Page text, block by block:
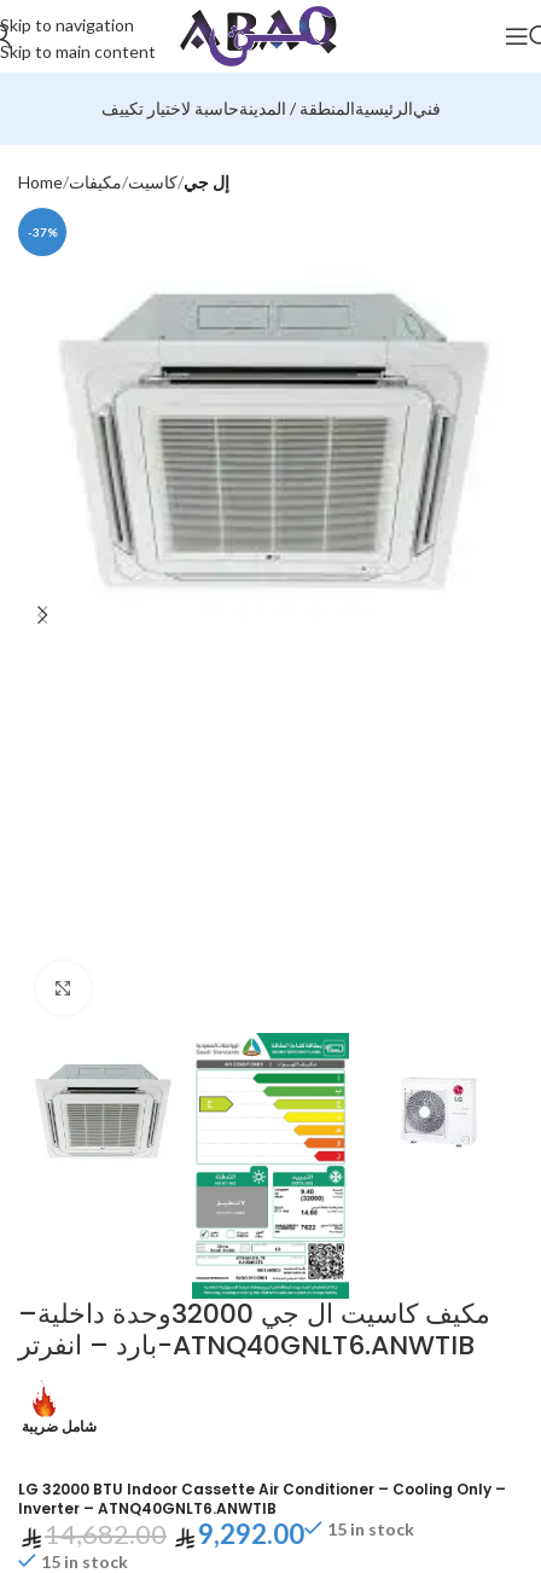
Skip to navigation
Skip to main content
حاسبة لاختيار تكييفالمنطقة / المدينةالرئيسيةفني
Home مكيفات كاسيت إل جي
-37%
مكيف كاسيت ال جي 32000وحدة داخلية–
بارد – انفرتر-ATNQ40GNLT6.ANWTIB
LG 32000 BTU Indoor Cassette Air Conditioner – Cooling Only –
Inverter – ATNQ40GNLT6.ANWTIB
14,682.00 9,292.00
15 in stock
15 in stock